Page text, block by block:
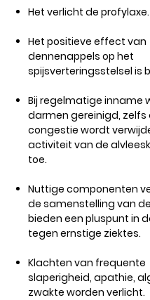
Het verlicht de profylaxe.
Het positieve effect van
dennenappels op het
spijsverteringsstelsel is
Bij regelmatige inname
darmen gereinigd, zelfs
congestie wordt
activiteit van de
toe.
Nuttige componenten
de samenstelling van
bieden een pluspunt in
tegen ernstige ziektes.
Klachten van frequente
slaperigheid, apathie,
zwakte worden verlicht.